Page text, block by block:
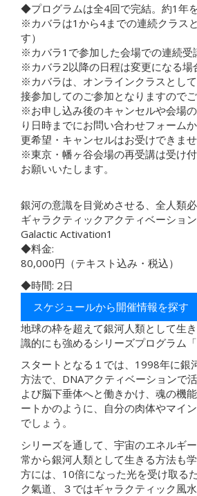
◆プログラムは全4回で完結。約1年
※カバラは1から4までの連続クラス
す）
※カバラ1で参加した会場での連続受
※カバラ2以降の日程は変更になる
※カバラは、オンラインクラスとし
接参加してのご参加となりますのでご
※お申し込み後のキャンセルや会場
り日時までにお問い合わせフォーム
更希望・キャンセルはお受けできま
※東京・幡ヶ谷会場の再受講は受け
お願いいたします。
銀河の意識を目覚めさせる、全人類
ギャラクティックアクティベーション
Galactic Activation1
◆料金:
80,000円（テキスト込み・税込）
◆時間: 2日
スケジュールから開催情報を探す
地球の枠を超えて銀河人類として生
識的にも強めるシリーズプログラム
スタートとなる１では、1998年に銀
方法で、DNAアクティベーションで
よび脳下垂体へと働きかけ、魂の機
ートかのように、自分の肉体やマイ
でしょう。
シリーズを通して、宇宙のエネルギ
常から銀河人類として生きる方法も
方には、10倍になった光を受け取る
ク氣道、３ではギャラクティック風